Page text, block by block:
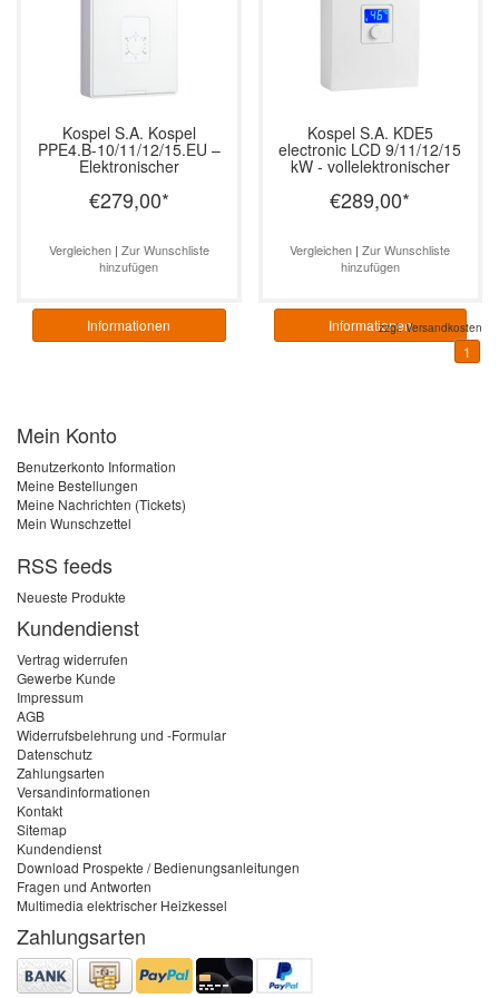
Kospel S.A. Kospel
PPE4.B-10/11/12/15.EU –
Elektronischer
kW
€279,00*
Vergleichen| Zur Wunschliste
hinzufügen
Informationen
Kospel S.A. KDE5
electronic LCD 9/11/12/15
kW - vollelektronischer
€289,00*
Vergleichen |Zur Wunschliste
hinzufügen
Informationen
zzgl.Versandkosten
1
Mein Konto
Benutzerkonto Information
Meine Bestellungen
Meine Nachrichten (Tickets)
Mein Wunschzettel
RSS feeds
Neueste Produkte
Kundendienst
Vertrag widerrufen
Gewerbe Kunde
Impressum
AGB
Widerrufsbelehrung und -Formular
Datenschutz
Zahlungsarten
Versandinformationen
Kontakt
Sitemap
Kundendienst
Download Prospekte / Bedienungsanleitungen
Fragen und Antworten
Multimedia elektrischer Heizkessel
Zahlungsarten